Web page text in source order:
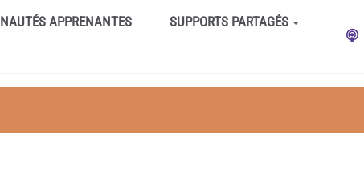
APPRENANTES
SUPPORTS PARTAGÉS